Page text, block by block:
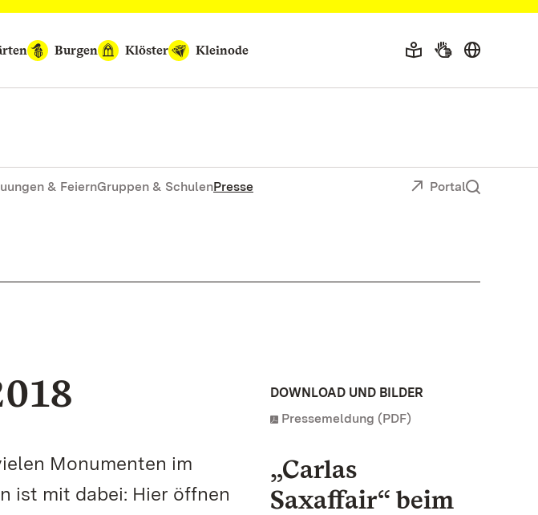
Burgen Klöster Kleinode
& FeiernGruppen & SchulenPresse Portal
Monumenten im
ist mit dabei: Hier öffnen
DOWNLOAD UND BILDER
Pressemeldung (PDF)
„Carlas
Saxaffair“ beim